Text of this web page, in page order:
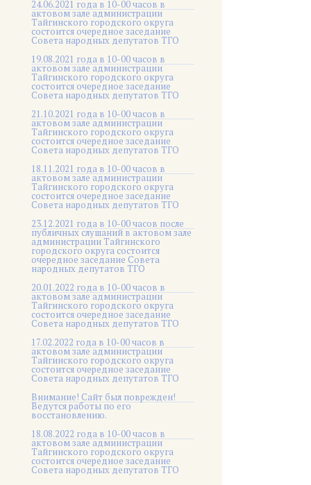
24.06.2021 года в 10-00 часов в
актовом зале администрации
Тайгинского городского округа
состоится очередное заседание
Совета народных депутатов ТГО
19.08.2021 года в 10-00 часов в
актовом зале администрации
Тайгинского городского округа
состоится очередное заседание
Совета народных депутатов ТГО
21.10.2021 года в 10-00 часов в
актовом зале администрации
Тайгинского городского округа
состоится очередное заседание
Совета народных депутатов ТГО
18.11.2021 года в 10-00 часов в
актовом зале администрации
Тайгинского городского округа
состоится очередное заседание
Совета народных депутатов ТГО
23.12.2021 года в 10-00 часов после
публичных слушаний в актовом зале
администрации Тайгинского
городского округа состоится
очередное заседание Совета
народных депутатов ТГО
20.01.2022 года в 10-00 часов в
актовом зале администрации
Тайгинского городского округа
состоится очередное заседание
Совета народных депутатов ТГО
17.02.2022 года в 10-00 часов в
актовом зале администрации
Тайгинского городского округа
состоится очередное заседание
Совета народных депутатов ТГО
Внимание! Сайт был поврежден!
Ведутся работы по его
восстановлению.
18.08.2022 года в 10-00 часов в
актовом зале администрации
Тайгинского городского округа
состоится очередное заседание
Совета народных депутатов ТГО